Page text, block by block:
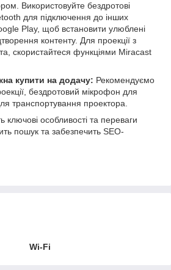
Використовуйте бездротові
для підключення до інших
Play, щоб встановити улюблені
контенту. Для проекції з
скористайтеся функціями Miracast
купити на додачу: Рекомендуємо
бездротовий мікрофон для
транспортування проектора.
ключові особливості та переваги
пошук та забезпечить SEO-
Wi-Fi